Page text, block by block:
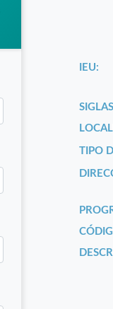
IEU:
SIGLAS
TIPO